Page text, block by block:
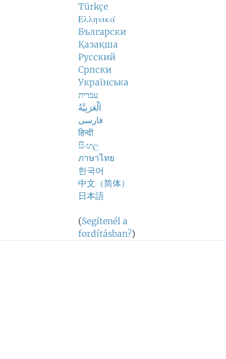
Türkçe
Ελληνικά
Български
Қазақша
Русский
Српски
Українська
עברית
اَلْعَرَبِيَّةُ
فارسی
हिन्दी
සිංහල
ภาษาไทย
한국어
中文（简体）
日本語
(Segítenél a
fordításban?)